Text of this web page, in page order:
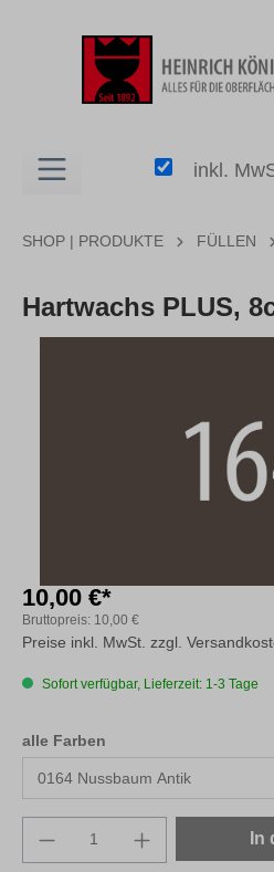
inkl.
SHOP | PRODUKTE FÜLLEN
Hartwachs PLUS,
10,00 €*
Bruttopreis: 10,00 €
Preise inkl. MwSt. zzgl.
Sofort verfügbar, Lieferzeit: 1-3 Tage
alle Farben
Produkt Anzahl: Gib In